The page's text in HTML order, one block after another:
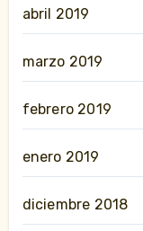
abril 2019
marzo 2019
febrero 2019
enero 2019
diciembre 2018